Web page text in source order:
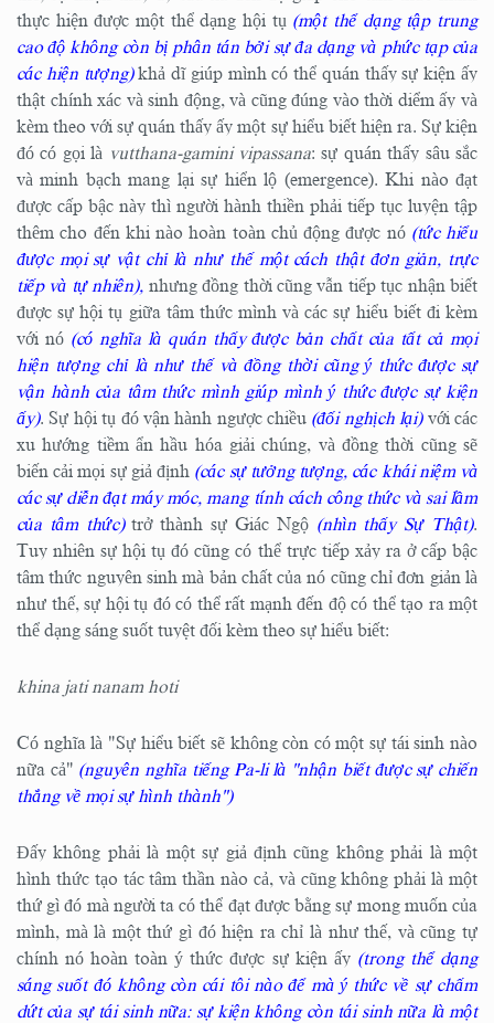
thực hiện được một thể dạng hội tụ (một thể dạng tập trung
cao độ không còn bị phân tán bởi sự đa dạng và phức tạp của
các hiện tượng)khả dĩ giúp mình có thể quán thấy sự kiện ấy
thật chính xác và sinh động, và cũng đúng vào thời diểm ấy và
kèm theo với sự quán thấy ấy một sự hiểu biết hiện ra. Sự kiện
đó có gọi là vutthana-gamini vipassana: sự quán thấy sâu sắc
và minh bạch mang lại sự hiển lộ (emergence). Khi nào đạt
được cấp bậc này thì người hành thiền phải tiếp tục luyện tập
thêm cho đến khi nào hoàn toàn chủ động được nó (tức hiểu
được mọi sự vật chỉ là như thế một cách thật đơn giản, trực
tiếp và tự nhiên), nhưng đồng thời cũng vẫn tiếp tục nhận biết
được sự hội tụ giữa tâm thức mình và các sự hiểu biết đi kèm
với nó (có nghĩa là quán thấy được bản chất của tất cả mọi
hiện tượng chỉ là như thế và đồng thời cũng ý thức được sự
vận hành của tâm thức mình giúp mình ý thức được sự kiện
ấy). Sự hội tụ đó vận hành ngược chiều (đối nghịch lại)với các
xu hướng tiềm ẩn hầu hóa giải chúng, và đồng thời cũng sẽ
biến cải mọi sự giả định (các sự tưởng tượng, các khái niệm và
các sự diễn đạt máy móc, mang tính cách công thức và sai lầm
của tâm thức)trở thành sự Giác Ngộ (nhìn thấy Sự Thật).
Tuy nhiên sự hội tụ đó cũng có thể trực tiếp xảy ra ở cấp bậc
tâm thức nguyên sinh mà bản chất của nó cũng chỉ đơn giản là
như thế, sự hội tụ đó có thể rất mạnh đến độ có thể tạo ra một
thể dạng sáng suốt tuyệt đối kèm theo sự hiểu biết:
khina jati nanam hoti
Có nghĩa là "Sự hiểu biết sẽ không còn có một sự tái sinh nào
nữa cả" (nguyên nghĩa tiếng Pa-li là "nhận biết được sự chiến
thắng về mọi sự hình thành")
Đấy không phải là một sự giả định cũng không phải là một
hình thức tạo tác tâm thần nào cả, và cũng không phải là một
thứ gì đó mà người ta có thể đạt được bằng sự mong muốn của
mình, mà là một thứ gì đó hiện ra chỉ là như thế, và cũng tự
chính nó hoàn toàn ý thức được sự kiện ấy (trong thể dạng
sáng suốt đó không còn cái tôi nào để mà ý thức về sự chấm
dứt của sự tái sinh nữa: sự kiện không còn tái sinh nữa là một